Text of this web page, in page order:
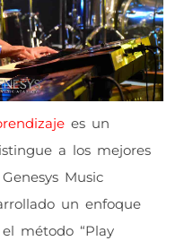
es un
a los mejores
Music
un enfoque
método “Play